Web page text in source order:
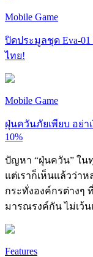
Mobile Game
ปิดประมูลชุด Eva-
ไทย!
Mobile Game
ฝุ่นควันภัยเพียบ อย่า
10%
ปัญหา “ฝุ่นควัน” ใน
แต่เราก็เห็นแล้วว่า
กระทั่งองค์กรต่างๆ
มารณรงค์กัน ไม่เว้
Features